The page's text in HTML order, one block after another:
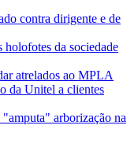
contra dirigente e de
da sociedade
atrelados ao MPLA
da Unitel a clientes
arborização na